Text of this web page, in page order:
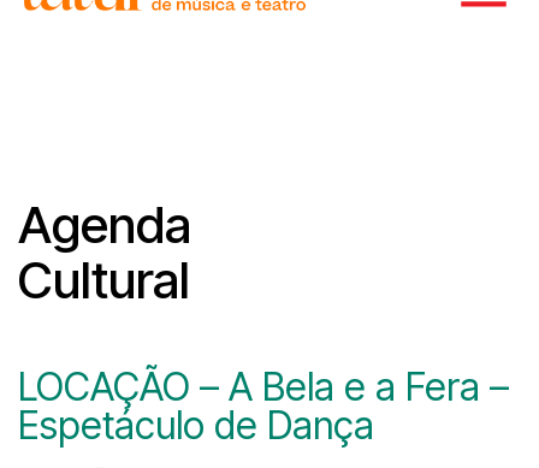
Agenda
Cultural
LOCAÇÃO – A Bela e a Fera –
Espetáculo de Dança